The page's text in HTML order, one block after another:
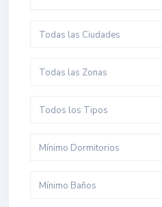
Todas las Ciudades
Todas las Zonas
Todos los Tipos
Mínimo Dormitorios
Mínimo Baños